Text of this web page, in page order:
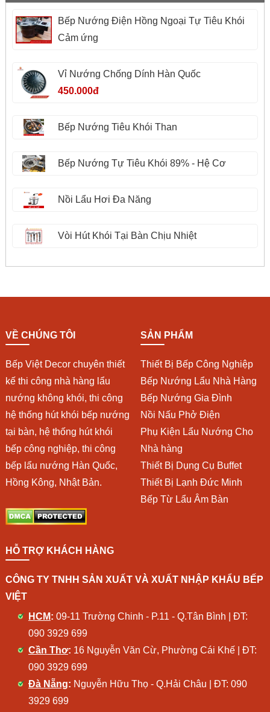
Bếp Nướng Điện Hồng Ngoại Tự Tiêu Khói
Cảm ứng
Vỉ Nướng Chống Dính Hàn Quốc
450.000đ
Bếp Nướng Tiêu Khói Than
Bếp Nướng Tự Tiêu Khói 89% - Hệ Cơ
Nồi Lẩu Hơi Đa Năng
Vòi Hút Khói Tại Bàn Chịu Nhiệt
VỀ CHÚNG TÔI
Bếp Việt Decor chuyên thiết
kế thi công nhà hàng lẩu
nướng không khói, thi công
hệ thống hút khói bếp nướng
tại bàn, hệ thống hút khói
bếp công nghiệp, thi công
bếp lẩu nướng Hàn Quốc,
Hồng Kông, Nhật Bản.
SẢN PHẨM
Thiết Bị Bếp Công Nghiệp
Bếp Nướng Lẩu Nhà Hàng
Bếp Nướng Gia Đình
Nồi Nấu Phở Điện
Phụ Kiện Lẩu Nướng Cho
Nhà hàng
Thiết Bị Dụng Cụ Buffet
Thiết Bị Lạnh Đức Minh
Bếp Từ Lẩu Âm Bàn
HỖ TRỢ KHÁCH HÀNG
CÔNG TY TNHH SẢN XUẤT VÀ XUẤT NHẬP KHẨU BẾP
VIỆT
HCM: 09-11 Trường Chinh - P.11 - Q.Tân Bình | ĐT:
090 3929 699
Cần Thơ: 16 Nguyễn Văn Cừ, Phường Cái Khế | ĐT:
090 3929 699
Đà Nẵng: Nguyễn Hữu Thọ - Q.Hải Châu | ĐT: 090
3929 699